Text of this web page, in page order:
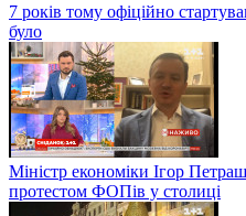
7 років тому офіційно
було
Міністр економіки Ігор
протестом ФОПів у столиці